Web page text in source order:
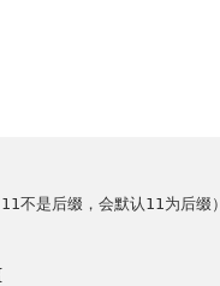
不是后缀，会默认11为后缀）